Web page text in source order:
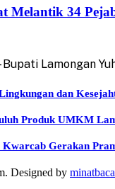
Melantik 34
Bupati Lamongan
dan
Produk UMKM
Gerakan
Designed by